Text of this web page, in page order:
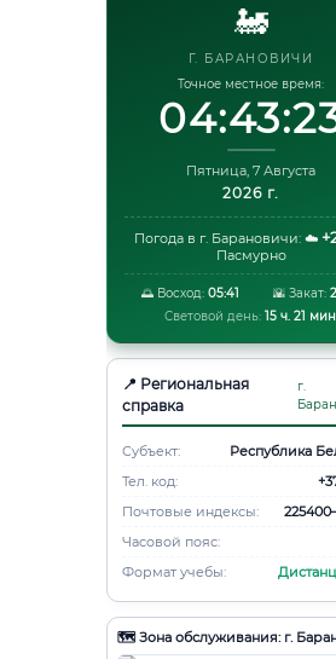
🚂
Г. БАРАНОВИЧИ
Точное местное время:
Пятница, 7 Августа
2026 г.
Погода в г. Барановичи: ☁️
Пасмурно
🌅 Восход: 05:41 🌇 Закат:
Световой день: 15 ч. 21
📍 Региональная
справка
г.
Субъект:
Республика
Тел. код:
Почтовые индексы:
Часовой пояс:
Формат учебы:
🗺️ Зона обслуживания: г.